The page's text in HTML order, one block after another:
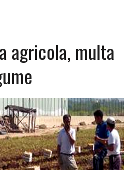
agricola, multa